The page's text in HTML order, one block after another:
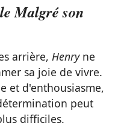
Malgré son
arrière, Henryne
sa joie de vivre.
et d'enthousiasme,
peut
difficiles.